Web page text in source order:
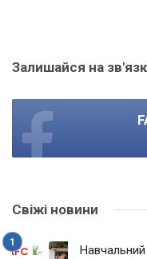
Залишайся на
Свіжі новини